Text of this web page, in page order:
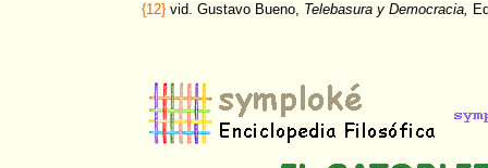
{12} vid. Gustavo Bueno, Telebasura y Democracia,